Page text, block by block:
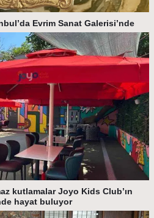
Evrim Sanat Galerisi’nde
kutlamalar Joyo Kids Club’ın
hayat buluyor